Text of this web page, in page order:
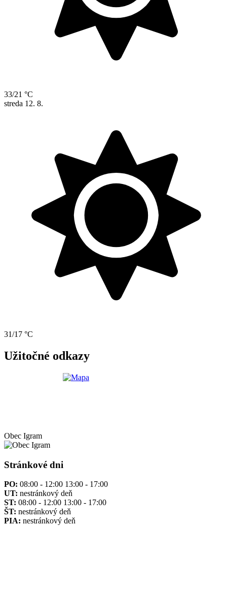
33/21 °C
streda 12. 8.
31/17 °C
Užitočné odkazy
Obec Igram
Stránkové dni
PO: 08:00 - 12:00 13:00 - 17:00
UT: nestránkový deň
ST: 08:00 - 12:00 13:00 - 17:00
ŠT: nestránkový deň
PIA: nestránkový deň